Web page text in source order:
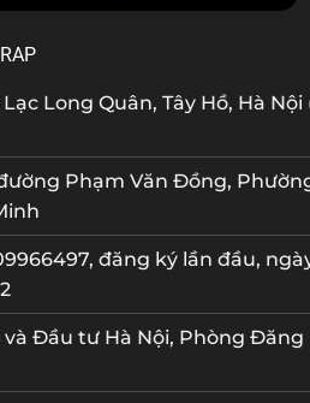
Long Quân, Tây Hồ, Hà Nội
Phạm Văn Đồng,
đăng ký lần đầu,
và Đầu tư Hà Nội, Phòng Đăng